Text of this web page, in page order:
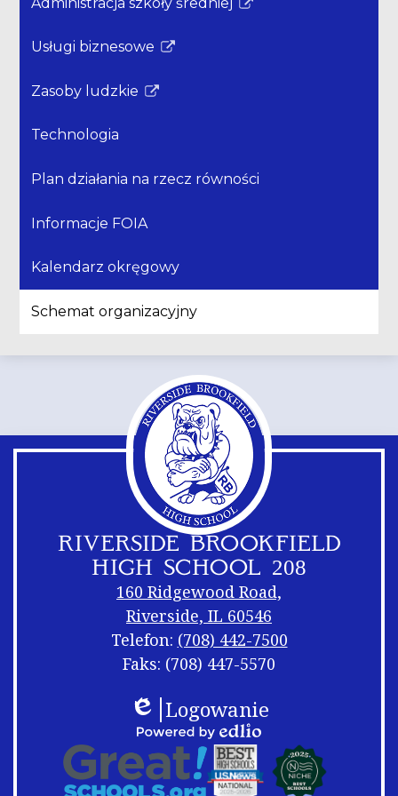
się
nowym
Link
się
nowym
Usługi biznesowe
Link
się
nowym
Zasoby ludzkie
Link
się
nowym
Technologia
Plan działania na rzecz równości
Informacje FOIA
Kalendarz okręgowy
Schemat organizacyjny
RIVERSIDE BROOKFIELD
HIGH SCHOOL 208
160 Ridgewood Road,
Riverside, IL 60546
Telefon: (708) 442-7500
Faks: (708) 447-5570
w
stopce
Shuffle
Edlio
Logowanie
Powered
by
Linki